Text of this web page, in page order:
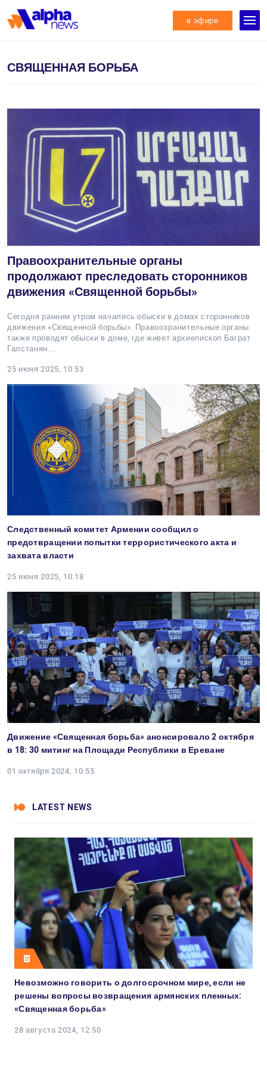
в эфире
СВЯЩЕННАЯ БОРЬБА
Правоохранительные органы
продолжают преследовать сторонников
движения «Священной борьбы»
Сегодня ранним утром начались обыски в домах сторонников
движения «Священной борьбы». Правоохранительные органы
также проводят обыски в доме, где живет архиепископ Баграт
Галстанян.…
25 июня 2025, 10:53
Следственный комитет Армении сообщил о
предотвращении попытки террористического акта и
захвата власти
25 июня 2025, 10:18
Движение «Священная борьба» анонсировало 2 октября
в 18: 30 митинг на Площади Республики в Ереване
01 октября 2024, 10:55
LATEST NEWS
Невозможно говорить о долгосрочном мире, если не
решены вопросы возвращения армянских пленных:
«Священная борьба»
28 августа 2024, 12:50